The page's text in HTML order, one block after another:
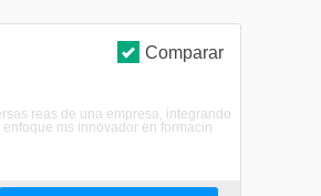
Comparar
reas de una empresa, integrando
ms innovador en formacin